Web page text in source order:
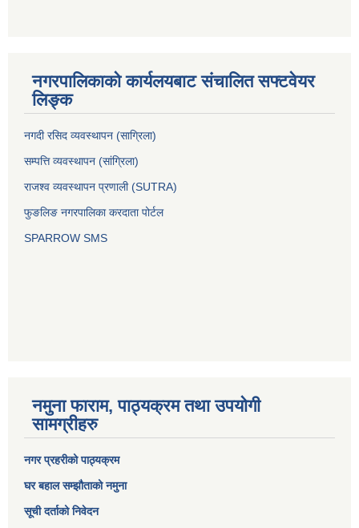
नगरपालिकाको कार्यलयबाट संचालित सफ्टवेयर
लिङ्क
नगदी रसिद व्यवस्थापन (साग्रिला)
सम्पत्ति व्यवस्थापन (सांग्रिला)
राजश्व व्यवस्थापन प्रणाली (SUTRA)
फुङलिङ नगरपालिका करदाता पोर्टल
SPARROW SMS
नमुना फाराम, पाठ्यक्रम तथा उपयोगी
सामग्रीहरु
नगर प्रहरीको पाठ्यक्रम
घर बहाल सम्झौताको नमुना
सूची दर्ताको निवेदन